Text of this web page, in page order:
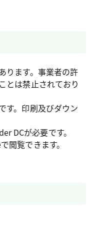
ります。事業者の許
とは禁止されており
す。印刷及びダウン
DCが必要です。
閲覧できます。